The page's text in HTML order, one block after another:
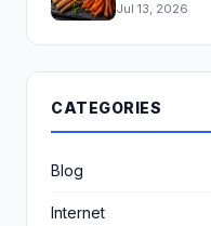
Jul 13, 2026
CATEGORIES
Blog
Internet